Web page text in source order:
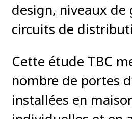
design, niveaux de
circuits de
Cette étude TBC
nombre de portes
installées en